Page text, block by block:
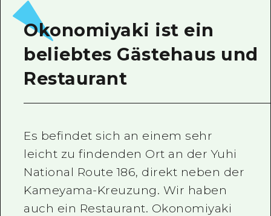
Videos von Hiroshima
Okonomiyaki ist ein
beliebtes Gästehaus und
Restaurant
Es befindet sich an einem sehr
leicht zu findenden Ort an der Yuhi
National Route 186, direkt neben der
Kameyama-Kreuzung. Wir haben
auch ein Restaurant. Okonomiyaki